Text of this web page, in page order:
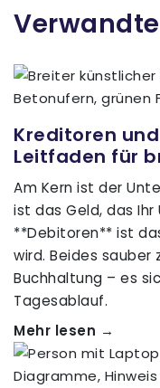
Kreditoren
Leitfaden für
Am Kern ist der
ist das Geld, das
**Debitoren** ist
wird. Beides sauber
Buchhaltung – es
Tagesablauf.
Mehr lesen →